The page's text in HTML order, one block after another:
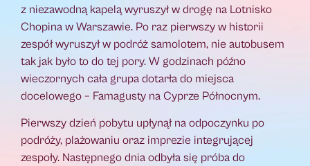
z niezawodną kapelą wyruszył w drogę na Lotnisko
Chopina w Warszawie. Po raz pierwszy w historii
zespół wyruszył w podróż samolotem, nie autobusem
tak jak było to do tej pory. W godzinach późno
wieczornych cała grupa dotarła do miejsca
docelowego – Famagusty na Cyprze Północnym.
Pierwszy dzień pobytu upłynął na odpoczynku po
podróży, plażowaniu oraz imprezie integrującej
zespoły. Następnego dnia odbyła się próba do